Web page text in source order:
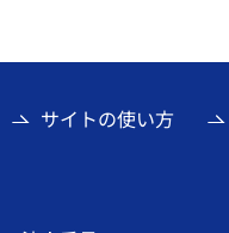
サイトの使い方